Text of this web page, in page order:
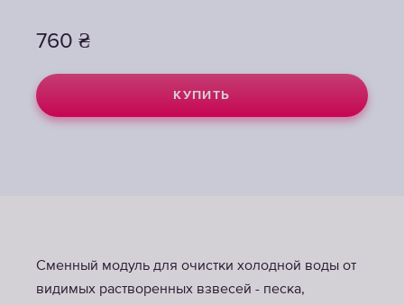
760 ₴
КУПИТЬ
Сменный модуль для очистки холодной воды от
видимых растворенных взвесей - песка,